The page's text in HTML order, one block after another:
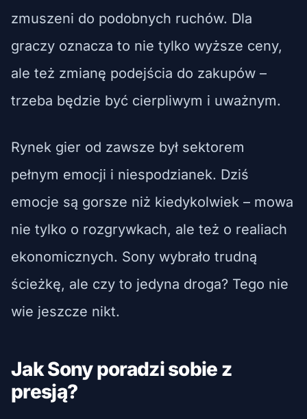
zmuszeni do podobnych ruchów. Dla
graczy oznacza to nie tylko wyższe ceny,
ale też zmianę podejścia do zakupów –
trzeba będzie być cierpliwym i uważnym.
Rynek gier od zawsze był sektorem
pełnym emocji i niespodzianek. Dziś
emocje są gorsze niż kiedykolwiek – mowa
nie tylko o rozgrywkach, ale też o realiach
ekonomicznych. Sony wybrało trudną
ścieżkę, ale czy to jedyna droga? Tego nie
wie jeszcze nikt.
Jak Sony poradzi sobie z
presją?